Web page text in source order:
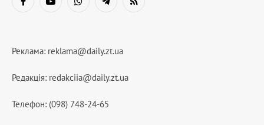
FacebookYouTubeWhatsAppTelegramRSS
Реклама: reklama@daily.zt.ua
Редакція: redakciia@daily.zt.ua
Телефон: (098) 748-24-65